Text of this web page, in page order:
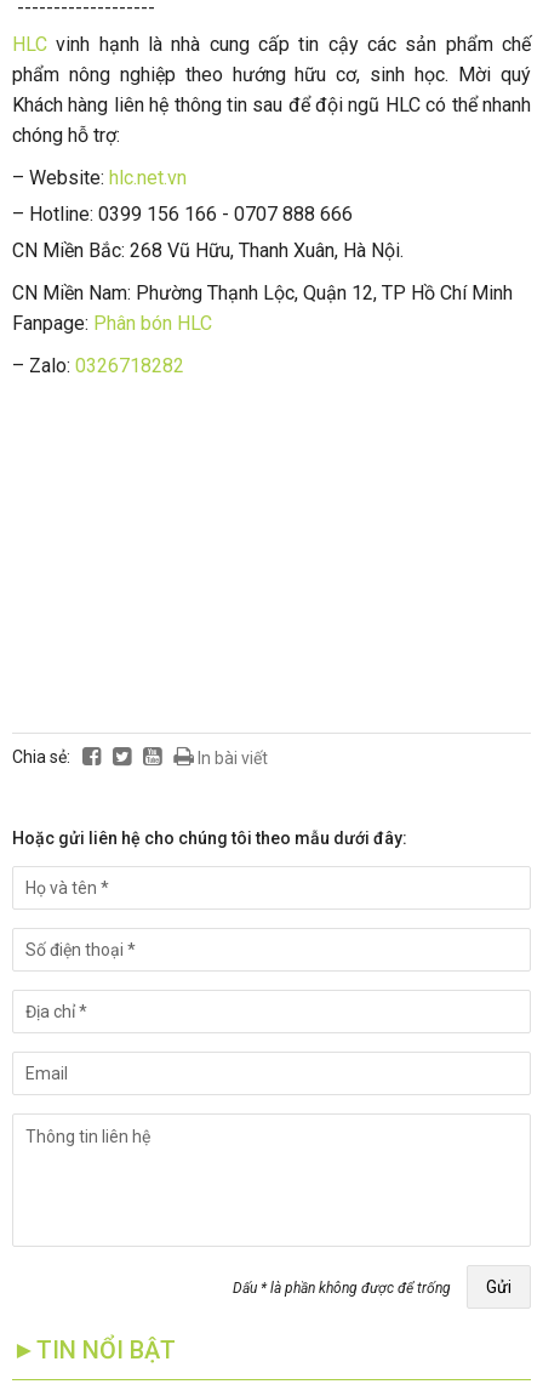
-------------------
HLC vinh hạnh là nhà cung cấp tin cậy các sản phẩm chế
phẩm nông nghiệp theo hướng hữu cơ, sinh học. Mời quý
Khách hàng liên hệ thông tin sau để đội ngũ HLC có thể nhanh
chóng hỗ trợ:
– Website: hlc.net.vn
– Hotline: 0399 156 166 - 0707 888 666
CN Miền Bắc: 268 Vũ Hữu, Thanh Xuân, Hà Nội.
CN Miền Nam: Phường Thạnh Lộc, Quận 12, TP Hồ Chí Minh
Fanpage: Phân bón HLC
– Zalo: 0326718282
Chia sẻ: In bài viết
Hoặc gửi liên hệ cho chúng tôi theo mẫu dưới đây:
Dấu * là phần không được để trống Gửi
►TIN NỔI BẬT